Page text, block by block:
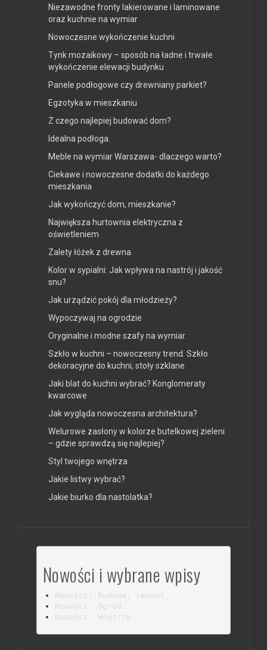
Niezawodne fronty lakierowane i laminowane
oraz kuchnie na wymiar
Nowoczesne wykończenie kuchni
Tynk mozaikowy – sposób na ładne i trwałe
wykończenie elewacji budynku
Panele podłogowe czy drewniany parkiet?
Egzotyka w mieszkaniu
Z czego najlepiej budować dom?
Idealna podłoga.
Meble na wymiar Warszawa- dlaczego warto?
Ciekawe i nowoczesne dodatki do każdego
mieszkania
Jak wykończyć dom, mieszkanie?
Największa hurtownia elektryczna z
oświetleniem
Zalety łóżek z drewna
Kolor w sypialni: Jak wpływa na nastrój i jakość
snu?
Jak urządzić pokój dla młodzieży?
Wypoczywaj na ogrodzie
Oryginalne i modne szafy na wymiar.
Szkło w kuchni – nowoczesny trend. Szkło
dekoracyjne do kuchni, stoły szklane
Jaki blat do kuchni wybrać? Konglomeraty
kwarcowe
Jak wygląda nowoczesna architektura?
Welurowe zasłony w kolorze butelkowej zieleni
– gdzie sprawdzą się najlepiej?
Styl twojego wnętrza
Jakie listwy wybrać?
Jakie biurko dla nastolatka?
Nowości i wybrane wpisy
Nowości: Budowa, remont
Nowości: Ogród
Nowości: Wnętrze